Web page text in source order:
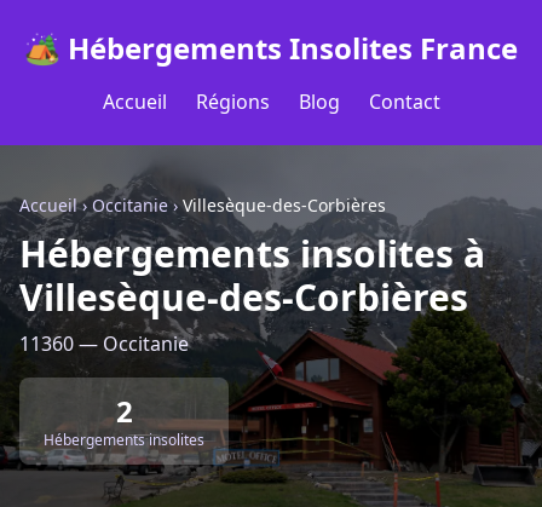
🏕️ Hébergements Insolites France
Accueil Régions Blog Contact
Accueil›Occitanie› Villesèque-des-Corbières
Hébergements insolites à
Villesèque-des-Corbières
11360 — Occitanie
2
Hébergements insolites